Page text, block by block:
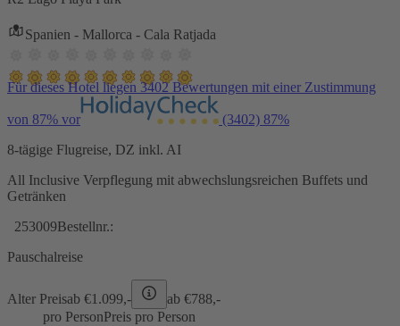
Spanien - Mallorca - Cala Ratjada
Für dieses Hotel liegen 3402 Bewertungen mit einer Zustimmung
von 87% vor (3402) 87%
8-tägige Flugreise, DZ inkl. AI
All Inclusive Verpflegung mit abwechslungsreichen Buffets und
Getränken
253009Bestellnr.:
Pauschalreise
Alter Preisab €1.099,- ab €788,-
pro PersonPreis pro Person